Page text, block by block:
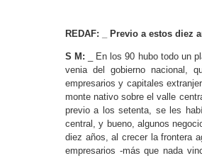
REDAF: _ Previo a estos diez
S M: _ En los 90 hubo todo un
venia del gobierno nacional,
empresarios y capitales
monte nativo sobre el valle
previo a los setenta, se les
central, y bueno, algunos
diez años, al crecer la frontera
empresarios -más que nada